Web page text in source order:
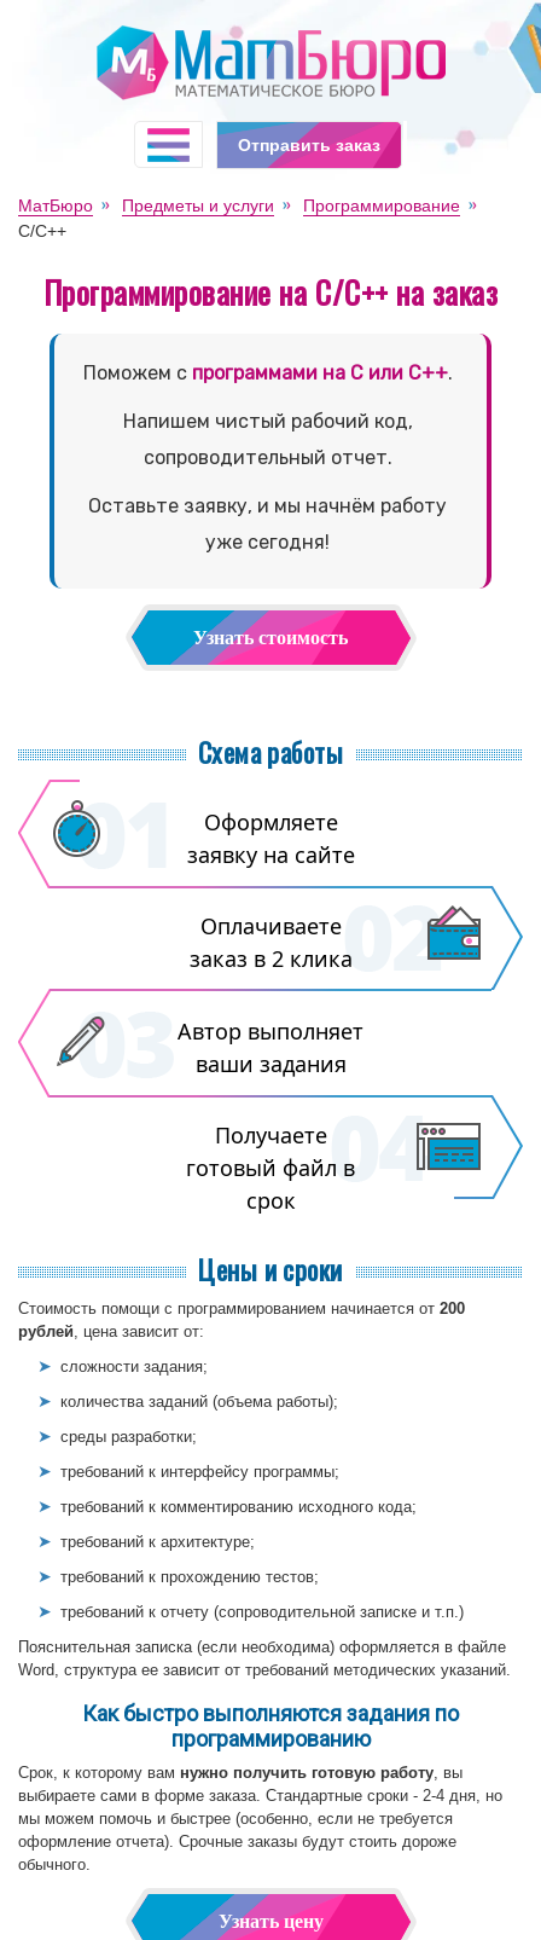
МатБюро Предметы и услуги
Программирование
C/C++
Программирование на С/С++ на заказ
Поможем с программами на C или C++.
Напишем чистый рабочий код,
сопроводительный отчет.
Оставьте заявку, и мы начнём работу
уже сегодня!
Узнать стоимость
Схема работы
Оформляете
заявку на сайте
Оплачиваете
заказ в 2 клика
Автор выполняет
ваши задания
Получаете
готовый файл в
срок
Цены и сроки
Стоимость помощи с программированием начинается от 200
рублей , цена зависит от:
сложности задания;
количества заданий (объема работы);
среды разработки;
требований к интерфейсу программы;
требований к комментированию исходного кода;
требований к архитектуре;
требований к прохождению тестов;
требований к отчету (сопроводительной записке и т.п.)
Пояснительная записка (если необходима) оформляется в файле
Word, структура ее зависит от требований методических указаний.
Как быстро выполняются задания по
программированию
Срок, к которому вам нужно получить готовую работу , вы
выбираете сами в форме заказа. Стандартные сроки - 2-4 дня, но
мы можем помочь и быстрее (особенно, если не требуется
оформление отчета). Срочные заказы будут стоить дороже
обычного.
Узнать цену
Отправить заказ